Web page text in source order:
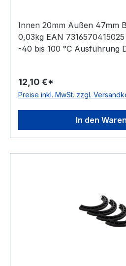
Innen 20mm Außen 47mm
0,03kg EAN
-40 bis 100 °C Ausführung
Gehäuses
12,10 €*
Preise inkl. MwSt. zzgl.
In den